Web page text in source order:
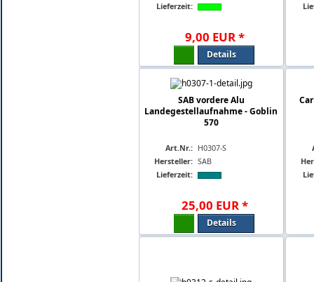
Lieferzeit:
9,00 EUR *
Details
SAB vordere Alu
Landegestellaufnahme - Goblin
570
Art.Nr.: H0307-S
Hersteller: SAB
Lieferzeit:
25,00 EUR *
Details